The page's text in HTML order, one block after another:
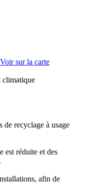
Voir sur la carte